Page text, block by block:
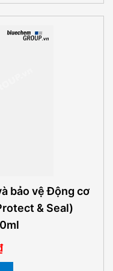
bảo vệ Động cơ
& Seal)